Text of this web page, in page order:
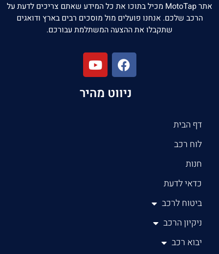
אתר MotoTap מכיל בתוכו את כל המידע שאתם צריכים לדעת על
הרכב שלכם. אנחנו פועלים מול מוסכים רבים בארץ ודואגים
שתקבלו את ההצעה המשתלמת עבורכם.
ניווט מהיר
דף הבית
לוח רכב
חנות
כדאי לדעת
ביטוח לרכב
ניקיון הרכב
יבוא רכב